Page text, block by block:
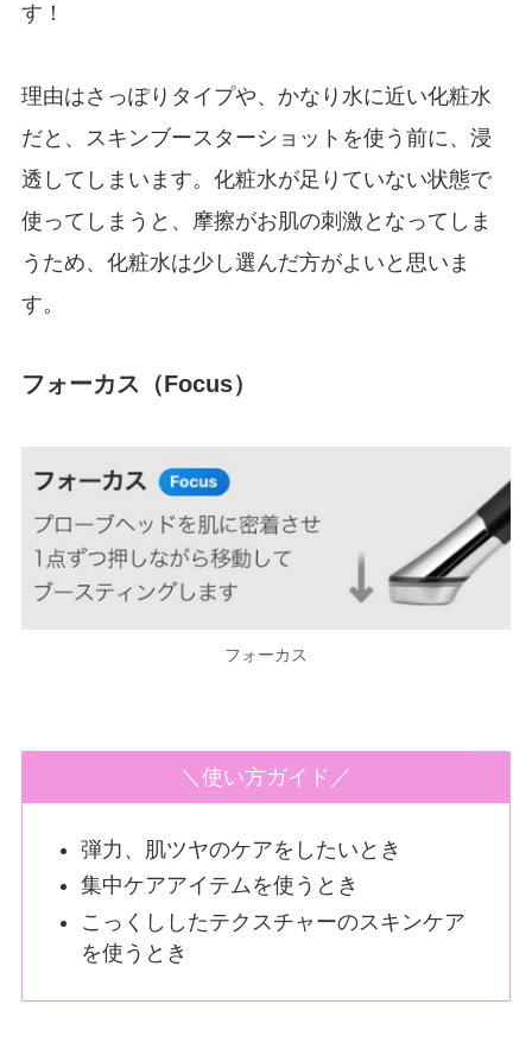
す！
理由はさっぽりタイプや、かなり水に近い化粧水
だと、スキンブースターショットを使う前に、浸
透してしまいます。化粧水が足りていない状態で
使ってしまうと、摩擦がお肌の刺激となってしま
うため、化粧水は少し選んだ方がよいと思いま
す。
フォーカス（Focus）
フォーカス
＼使い方ガイド／
弾力、肌ツヤのケアをしたいとき
集中ケアアイテムを使うとき
こっくししたテクスチャーのスキンケア
を使うとき